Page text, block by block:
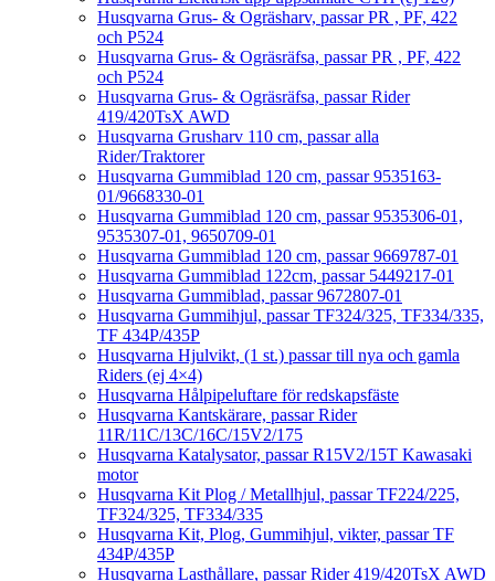
Husqvarna Grus- & Ogräsharv, passar PR , PF, 422
och P524
Husqvarna Grus- & Ogräsräfsa, passar PR , PF, 422
och P524
Husqvarna Grus- & Ogräsräfsa, passar Rider
419/420TsX AWD
Husqvarna Grusharv 110 cm, passar alla
Rider/Traktorer
Husqvarna Gummiblad 120 cm, passar 9535163-
01/9668330-01
Husqvarna Gummiblad 120 cm, passar 9535306-01,
9535307-01, 9650709-01
Husqvarna Gummiblad 120 cm, passar 9669787-01
Husqvarna Gummiblad 122cm, passar 5449217-01
Husqvarna Gummiblad, passar 9672807-01
Husqvarna Gummihjul, passar TF324/325, TF334/335,
TF 434P/435P
Husqvarna Hjulvikt, (1 st.) passar till nya och gamla
Riders (ej 4×4)
Husqvarna Hålpipeluftare för redskapsfäste
Husqvarna Kantskärare, passar Rider
11R/11C/13C/16C/15V2/175
Husqvarna Katalysator, passar R15V2/15T Kawasaki
motor
Husqvarna Kit Plog / Metallhjul, passar TF224/225,
TF324/325, TF334/335
Husqvarna Kit, Plog, Gummihjul, vikter, passar TF
434P/435P
Husqvarna Lasthållare, passar Rider 419/420TsX AWD